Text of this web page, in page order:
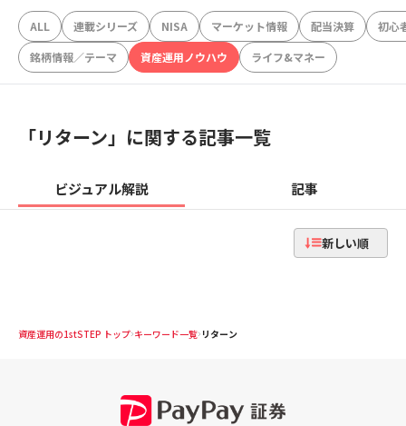
ALL 連載シリーズ NISA マーケット情報 配当決算
初心
銘柄情報／テーマ
資産運用ノウハウ ライフ&マネー
「リターン」に関する記事一覧
ビジュアル解説 記事
新しい順
資産運用の1stSTEP トップ キーワード一覧 リターン